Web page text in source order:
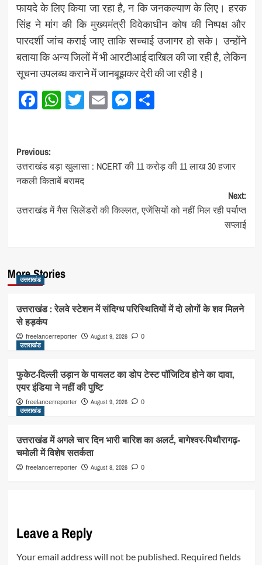
फायदे के लिए किया जा रहा है, न कि जनकल्याण के लिए। हरक
सिंह ने मांग की कि मुख्यमंत्री विवेकाधीन कोष की निष्पक्ष और
पारदर्शी जांच कराई जाए ताकि सच्चाई उजागर हो सके। उन्होंने
बताया कि अन्य जिलों में भी आरटीआई दाखिल की जा रही है, लेकिन
सूचना उपलब्ध कराने में जानबूझकर देरी की जा रही है।
Facebook
WhatsApp
Twitter
EmailMessenger
Share
Post
navigation
Previous:
उत्तराखंड बड़ा खुलासा : NCERT की 11 करोड़ की 11 लाख 30 हजार
नकली किताबें बरामद
Next:
उत्तराखंड में गैस सिलेंडरों की किल्लत, एजेंसियों को नहीं मिल रही पर्याप्त
सप्लाई
More Stories
उत्तराखंड
उत्तराखंड : रेलवे स्टेशन में संदिग्ध परिस्थितियों में दो लोगों के शव मिलने
से हड़कंप
freelancerreporter August 9, 2026 0
उत्तराखंड
फुकेट-दिल्ली उड़ान के पायलट का डोप टेस्ट पॉजिटिव होने का दावा,
एयर इंडिया ने नहीं की पुष्टि
freelancerreporter August 9, 2026 0
उत्तराखंड
उत्तराखंड में अगले चार दिन भारी बारिश का अलर्ट, बागेश्वर-पिथौरागढ़-
चमोली में विशेष सतर्कता
freelancerreporter August 8, 2026 0
Leave a Reply
Your email address will not be published. Required fields